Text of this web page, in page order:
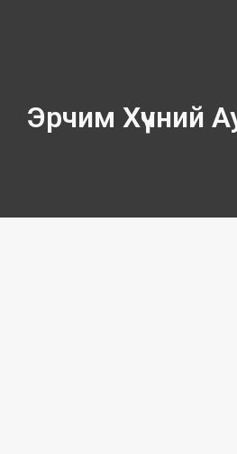
Эрчим Хүчний